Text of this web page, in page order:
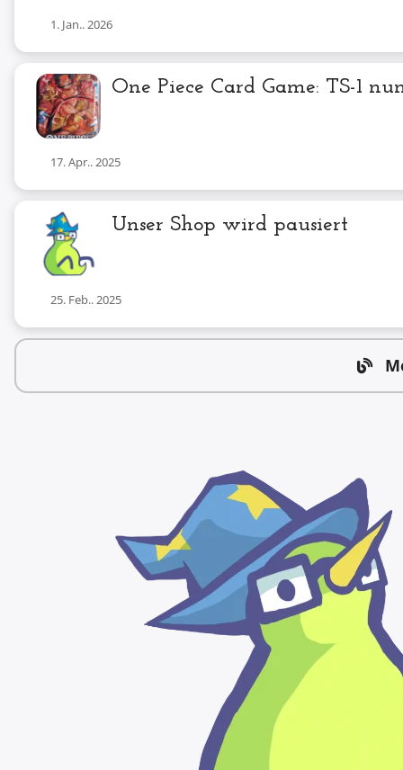
1. Jan.. 2026
One Piece Card Game: TS-1
17. Apr.. 2025
Unser Shop wird pausiert
25. Feb.. 2025